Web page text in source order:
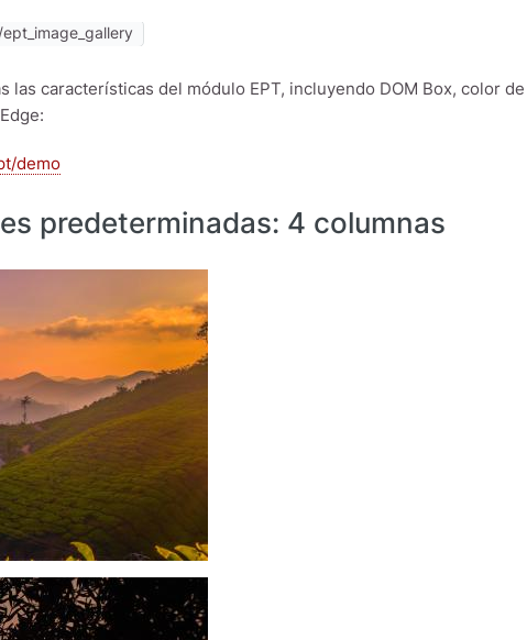
las características del módulo EPT, incluyendo DOM Box, color
demo
predeterminadas: 4 columnas